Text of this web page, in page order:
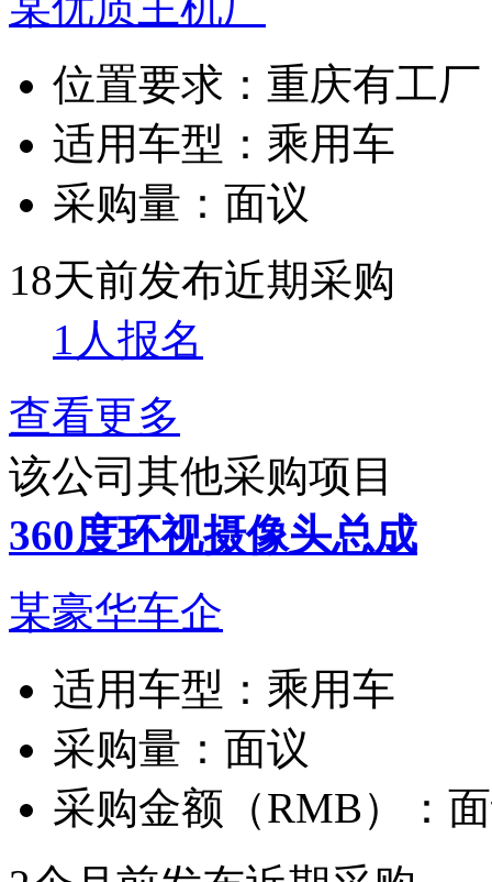
位置要求： 重庆有工厂
适用车型： 乘用车
采购量： 面议
18天前发布近期采购
1人报名
查看更多
该公司其他采购项目
360度环视摄像头总成
某豪华车企
适用车型： 乘用车
采购量： 面议
采购金额（RMB）：